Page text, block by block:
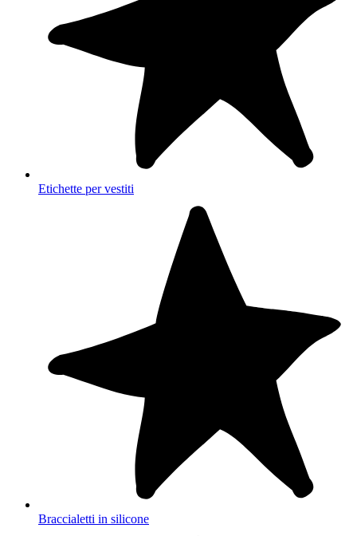
Etichette per vestiti
Braccialetti in silicone